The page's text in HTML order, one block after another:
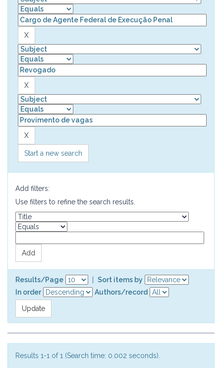
Start a new search
Add filters:
Use filters to refine the search results.
Results/Page
Sort items by
In order
Authors/record
Results 1-1 of 1 (Search time: 0.002 seconds).